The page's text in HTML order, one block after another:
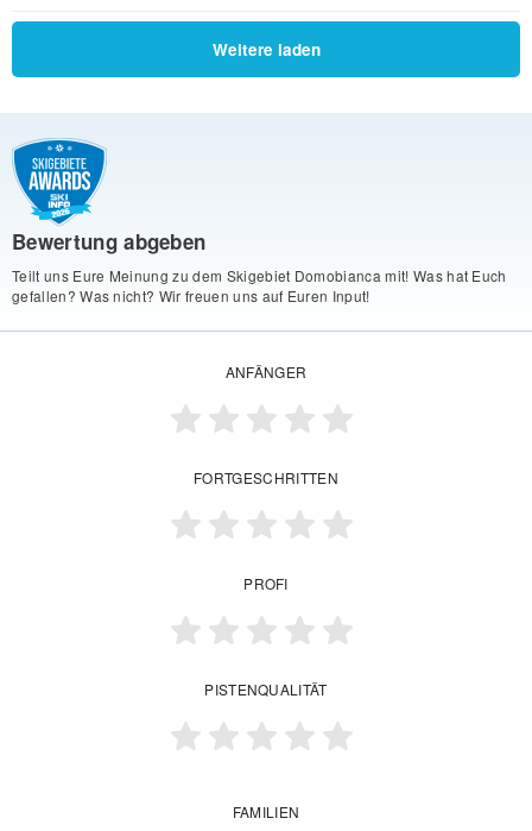
Weitere laden
Bewertung abgeben
Teilt uns Eure Meinung zu dem Skigebiet Domobianca mit! Was hat Euch
gefallen? Was nicht? Wir freuen uns auf Euren Input!
ANFÄNGER
FORTGESCHRITTEN
PROFI
PISTENQUALITÄT
FAMILIEN